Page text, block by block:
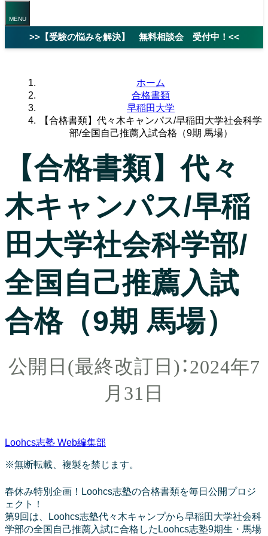
>>【受験の悩みを解決】 無料相談会 受付中！<<
ホーム
合格書類
早稲田大学
【合格書類】代々木キャンパス/早稲田大学社会科学
部/全国自己推薦入試合格（9期 馬場）
【合格書類】代々
木キャンパス/早稲
田大学社会科学部/
全国自己推薦入試
合格（9期 馬場）
2024年7
月31日
Loohcs志塾 Web編集部
※無断転載、複製を禁じます。
春休み特別企画！Loohcs志塾の合格書類を毎日公開プロジ
ェクト！
第9回は、Loohcs志塾代々木キャンプから早稲田大学社会科
学部の全国自己推薦入試に合格したLoohcs志塾9期生・馬場